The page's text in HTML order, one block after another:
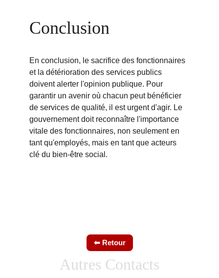
Conclusion
En conclusion, le sacrifice des fonctionnaires
et la détérioration des services publics
doivent alerter l'opinion publique. Pour
garantir un avenir où chacun peut bénéficier
de services de qualité, il est urgent d'agir. Le
gouvernement doit reconnaître l'importance
vitale des fonctionnaires, non seulement en
tant qu'employés, mais en tant que acteurs
clé du bien-être social.
Autres Contacts